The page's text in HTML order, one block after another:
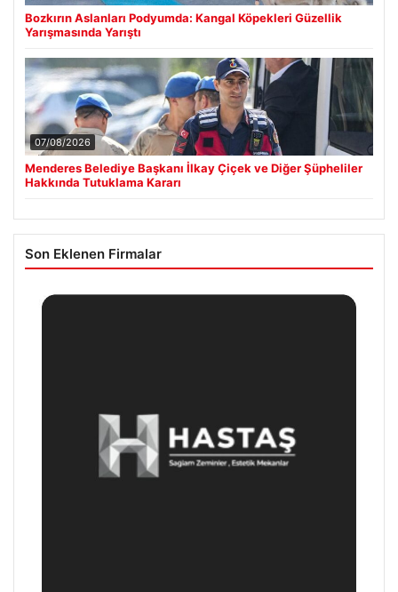
Bozkırın Aslanları Podyumda: Kangal Köpekleri Güzellik
Yarışmasında Yarıştı
07/08/2026
Menderes Belediye Başkanı İlkay Çiçek ve Diğer Şüpheliler
Hakkında Tutuklama Kararı
Son Eklenen Firmalar